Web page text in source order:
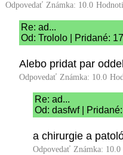
Odpovedať Známka: 10.0
Re: ad...
Od: Trololo | Pridané:
Alebo pridat par
Odpovedať Známka: 10.0
Re: ad...
Od: dasfwf |
a chirurgie a
Odpovedať Známka: 10.0